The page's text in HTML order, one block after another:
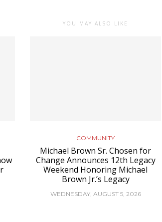
YOU MAY ALSO LIKE
COMMUNITY
Michael Brown Sr. Chosen for
Change Announces 12th Legacy
Weekend Honoring Michael
Brown Jr.’s Legacy
WEDNESDAY, AUGUST 5, 2026